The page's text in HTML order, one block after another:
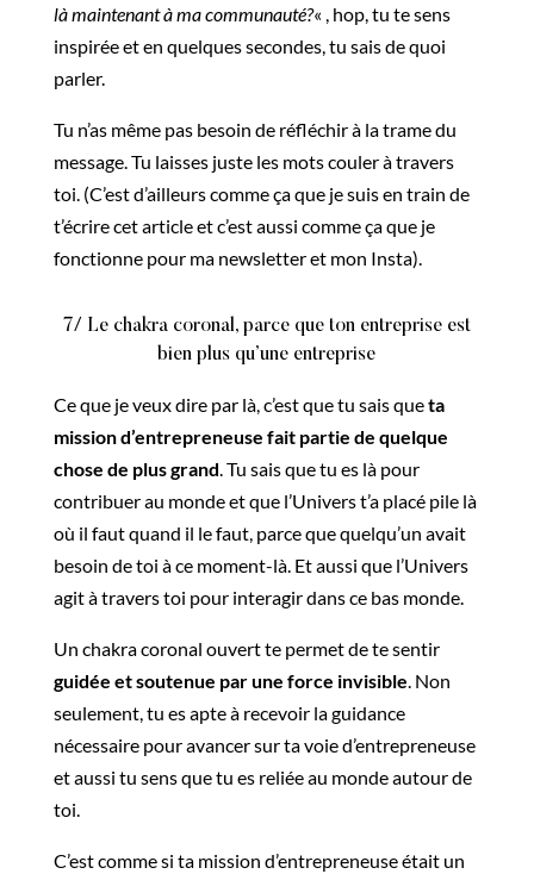
là maintenant à ma communauté?« , hop, tu te sens
inspirée et en quelques secondes, tu sais de quoi
parler.
Tu n’as même pas besoin de réfléchir à la trame du
message. Tu laisses juste les mots couler à travers
toi. (C’est d’ailleurs comme ça que je suis en train de
t’écrire cet article et c’est aussi comme ça que je
fonctionne pour ma newsletter et mon Insta).
7/ Le chakra coronal, parce que ton entreprise est
bien plus qu’une entreprise
Ce que je veux dire par là, c’est que tu sais queta
mission d’entrepreneuse fait partie de quelque
chose de plus grand. Tu sais que tu es là pour
contribuer au monde et que l’Univers t’a placé pile là
où il faut quand il le faut, parce que quelqu’un avait
besoin de toi à ce moment-là. Et aussi que l’Univers
agit à travers toi pour interagir dans ce bas monde.
Un chakra coronal ouvert te permet de te sentir
guidée et soutenue par une force invisible. Non
seulement, tu es apte à recevoir la guidance
nécessaire pour avancer sur ta voie d’entrepreneuse
et aussi tu sens que tu es reliée au monde autour de
toi.
C’est comme si ta mission d’entrepreneuse était un